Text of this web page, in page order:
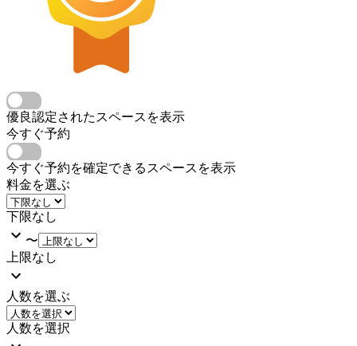
優良認定されたスペースを表示
今すぐ予約
今すぐ予約を確定できるスペースを表示
料金を選ぶ
下限なし
〜
上限なし
人数を選ぶ
人数を選択